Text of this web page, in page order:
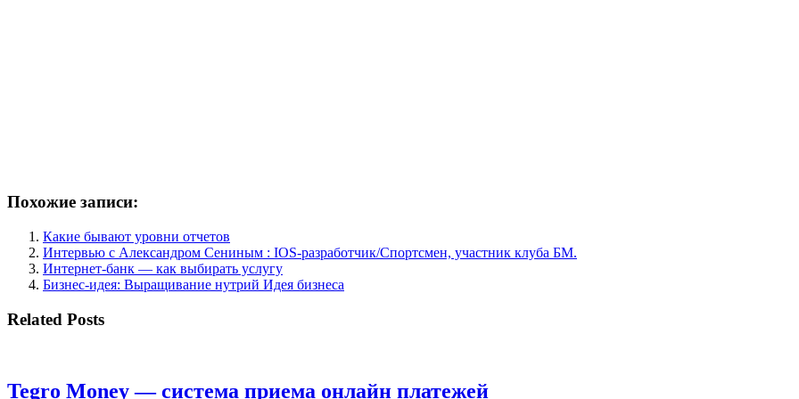
Похожие записи:
Какие бывают уровни отчетов
Интервью с Александром Сениным : IOS-разработчик/Спортсмен, участник клуба БМ.
Интернет-банк — как выбирать услугу
Бизнес-идея: Выращивание нутрий Идея бизнеса
Related Posts
Tegro Money — система приема онлайн платежей